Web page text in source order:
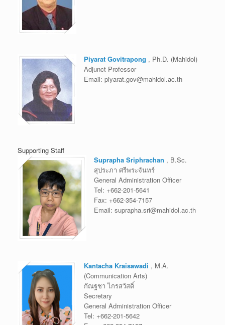
Piyarat Govitrapong , Ph.D. (Mahidol)
Adjunct Professor
Email: piyarat.gov@mahidol.ac.th
Supporting Staff
Suprapha Sriphrachan , B.Sc.
สุประภา ศรีพระจันทร์
General Administration Officer
Tel: +662-201-5641
Fax: +662-354-7157
Email: suprapha.sri@mahidol.ac.th
Kantacha Kraisawadi , M.A.
(Communication Arts)
กัณฐชา ไกรสวัสดิ์
Secretary
General Administration Officer
Tel: +662-201-5642